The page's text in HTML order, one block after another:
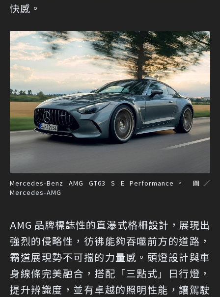
快感。
Mercedes-Benz AMG GT63 S E Performance。 圖／
Mercedes-AMG
AMG 品牌標誌性的直瀑式格柵設計，展現出
強烈的侵略性，彷彿能夠吞噬前方的道路，
霸道展現勢不可擋的力量感。頭燈設計與車
身線條完美融合，搭配「三點式」日行燈，
提升辨識度，並有卓越的照明性能，讓駕駛